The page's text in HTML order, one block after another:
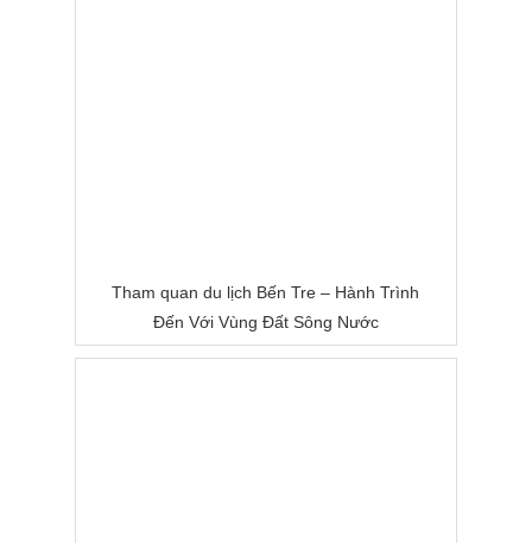
Tham quan du lịch Bến Tre – Hành Trình
Đến Với Vùng Đất Sông Nước